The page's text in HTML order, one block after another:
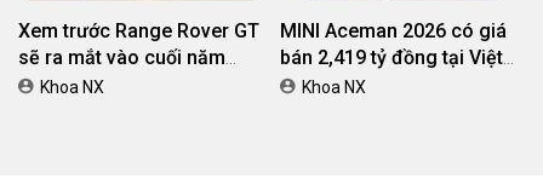
Xem trước Range Rover GT
sẽ ra mắt vào cuối năm
2026Khoa NX
MINI Aceman 2026 có giá
bán 2,419 tỷ đồng tại Việt
NamKhoa NX